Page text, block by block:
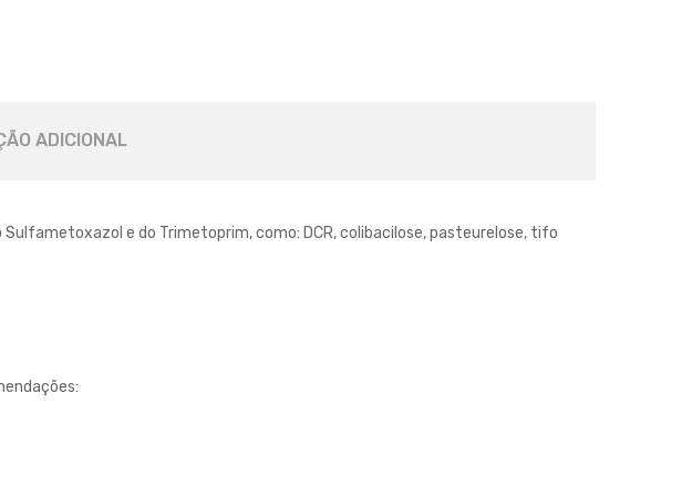
ADICIONAL
e do Trimetoprim, como: DCR, colibacilose, pasteurelose, tifo